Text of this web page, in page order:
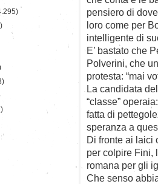
pensiero di
loro come per
intelligente di
E’ bastato che
Polverini, che
protesta: “mai
La candidata
“classe”
fatta di
speranza a
Di fronte ai laici
per colpire Fini,
romana per gli
Che senso